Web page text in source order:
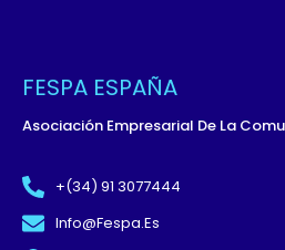
FESPA ESPAÑA
Asociación Empresarial De La
+(34) 91 3077444
Info@fespa.es